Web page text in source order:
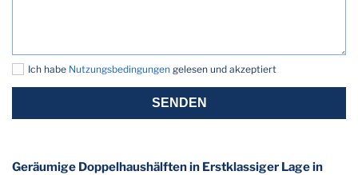
Ich habe Nutzungsbedingungen gelesen und akzeptiert
SENDEN
Geräumige Doppelhaushälften in Erstklassiger Lage in